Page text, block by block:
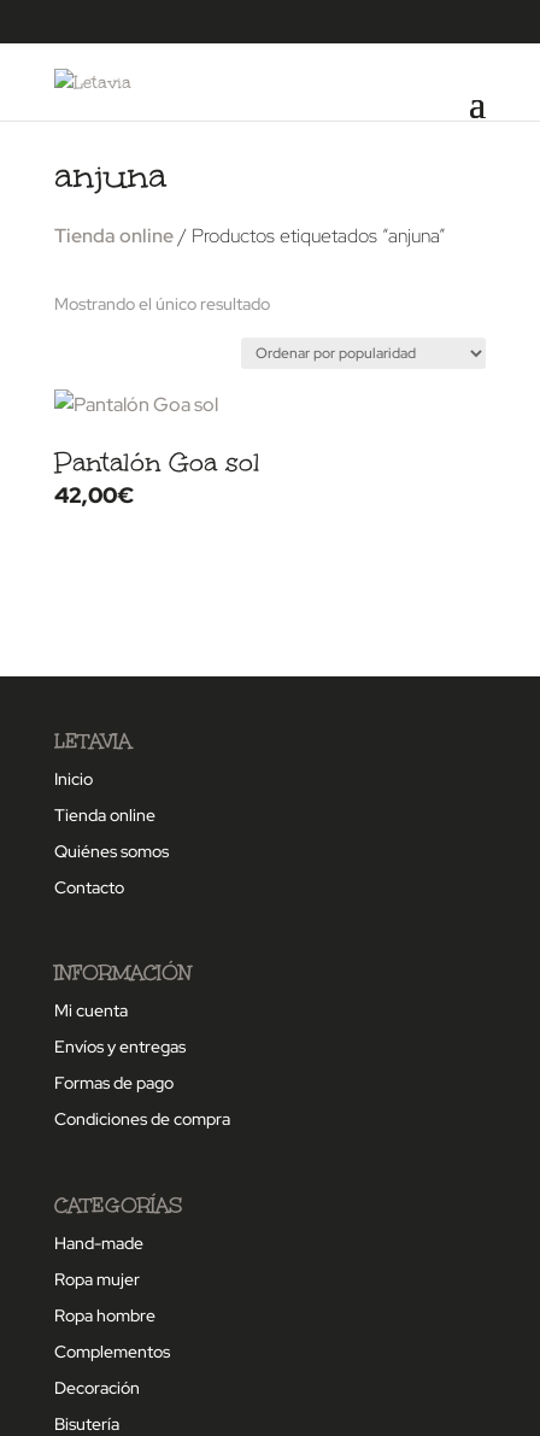
anjuna
Tienda online/ Productos etiquetados “anjuna”
Mostrando el único resultado
Pantalón Goa sol
42,00€
LETAVIA
Inicio
Tienda online
Quiénes somos
Contacto
INFORMACIÓN
Mi cuenta
Envíos y entregas
Formas de pago
Condiciones de compra
CATEGORÍAS
Hand-made
Ropa mujer
Ropa hombre
Complementos
Decoración
Bisutería